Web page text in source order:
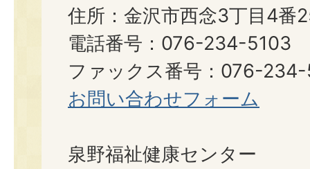
住所：金沢市西念3丁目4番
電話番号：076-234-5103
ファックス番号：076-
お問い合わせフォーム
泉野福祉健康センター